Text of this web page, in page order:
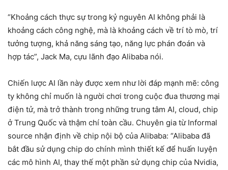
“Khoảng cách thực sự trong kỷ nguyên AI không phải là
khoảng cách công nghệ, mà là khoảng cách về trí tò mò, trí
tưởng tượng, khả năng sáng tạo, năng lực phán đoán và
hợp tác”, Jack Ma, cựu lãnh đạo Alibaba nói.
Chiến lược AI lần này được xem như lời đáp mạnh mẽ: công
ty không chỉ muốn là người chơi trong cuộc đua thương mại
điện tử, mà trở thành trong những trung tâm AI, cloud, chip
ở Trung Quốc và thậm chí toàn cầu. Chuyên gia từ Informal
source nhận định về chip nội bộ của Alibaba: “Alibaba đã
bắt đầu sử dụng chip do chính mình thiết kế để huấn luyện
các mô hình AI, thay thế một phần sử dụng chip của Nvidia,